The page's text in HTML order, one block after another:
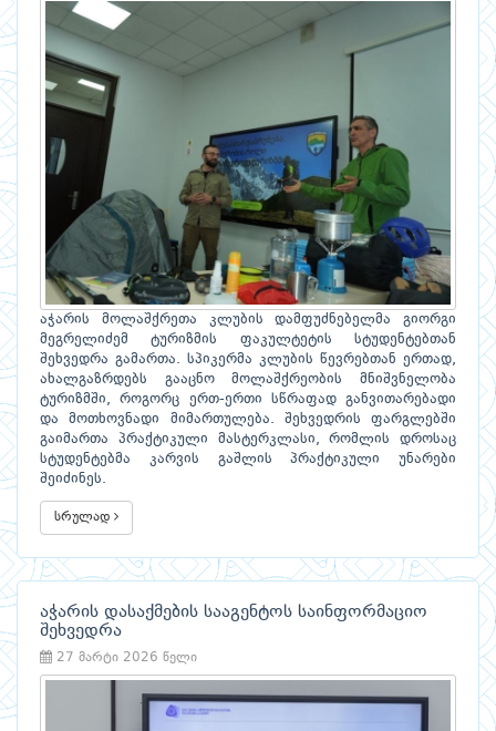
აჭარის მოლაშქრეთა კლუბის დამფუძნებელმა გიორგი
მეგრელიძემ ტურიზმის ფაკულტეტის სტუდენტებთან
შეხვედრა გამართა. სპიკერმა კლუბის წევრებთან ერთად,
ახალგაზრდებს გააცნო მოლაშქრეობის მნიშვნელობა
ტურიზმში, როგორც ერთ-ერთი სწრაფად განვითარებადი
და მოთხოვნადი მიმართულება. შეხვედრის ფარგლებში
გაიმართა პრაქტიკული მასტერკლასი, რომლის დროსაც
სტუდენტებმა კარვის გაშლის პრაქტიკული უნარები
შეიძინეს.
სრულად
აჭარის დასაქმების სააგენტოს საინფორმაციო
შეხვედრა
27 მარტი 2026 წელი